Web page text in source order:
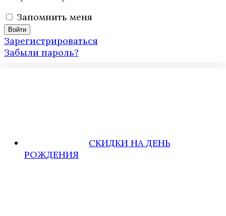
Запомнить меня
Зарегистрироваться
Забыли пароль?
СКИДКИ НА ДЕНЬ
РОЖДЕНИЯ